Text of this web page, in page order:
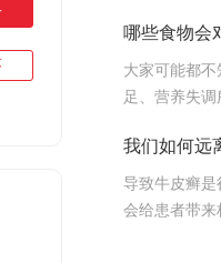
哪些食物会
大家可能都
足、营养失
我们如何远
导致牛皮癣是
会给患者带来